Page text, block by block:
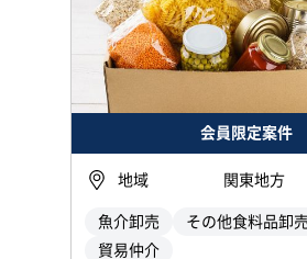
会員限定案件
地域 関東地方
魚介卸売
その他食料品卸売
貿易仲介